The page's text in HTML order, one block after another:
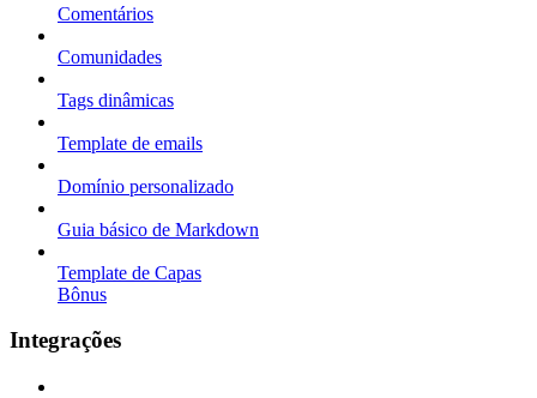
Comentários
Comunidades
Tags dinâmicas
Template de emails
Domínio personalizado
Guia básico de Markdown
Template de Capas
Bônus
Integrações